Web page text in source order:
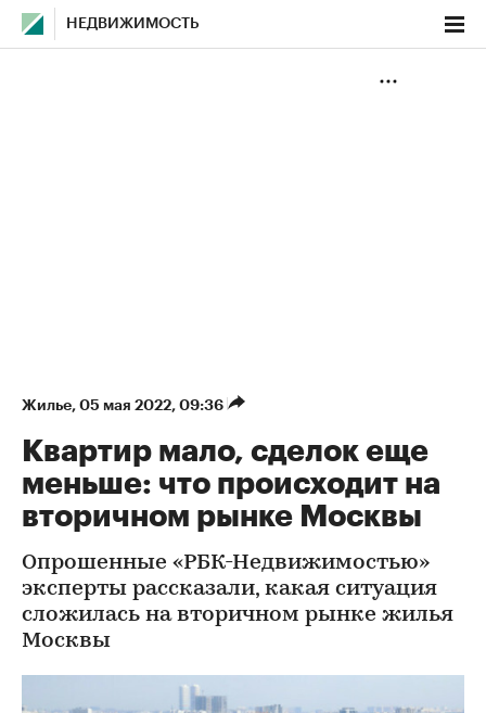
НЕДВИЖИМОСТЬ
Жилье⁠, 05 мая 2022, 09:36
Квартир мало, сделок еще
меньше: что происходит на
вторичном рынке Москвы
Опрошенные «РБК-Недвижимостью»
эксперты рассказали, какая ситуация
сложилась на вторичном рынке жилья
Москвы